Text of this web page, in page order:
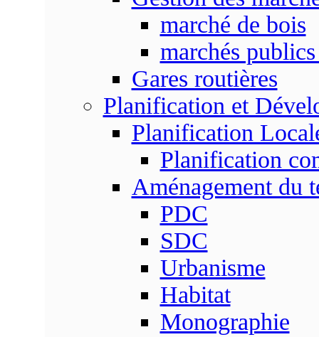
marché de bois
marchés
Gares routières
Planification et
Planification
Planification
Aménagement du
PDC
SDC
Urbanisme
Habitat
Monographie